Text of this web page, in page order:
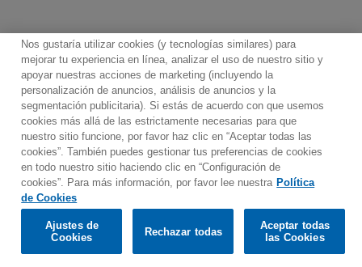
Contacto Boletin informativo
Términos de Uso
Política de Privacidad
Mapa web
Política de cookies
Ajustes de Cookies
© 2025 Parlophone Records Limited. All rights reserved.
Would you prefer to visit our website in English?
Confirm
Nos gustaría utilizar cookies (y tecnologías similares) para
mejorar tu experiencia en línea, analizar el uso de nuestro sitio y
apoyar nuestras acciones de marketing (incluyendo la
personalización de anuncios, análisis de anuncios y la
segmentación publicitaria). Si estás de acuerdo con que usemos
cookies más allá de las estrictamente necesarias para que
nuestro sitio funcione, por favor haz clic en “Aceptar todas las
cookies”. También puedes gestionar tus preferencias de cookies
en todo nuestro sitio haciendo clic en “Configuración de
cookies”. Para más información, por favor lee nuestra Política
de Cookies
Ajustes de
Cookies
Rechazar todas
Aceptar todas
las Cookies